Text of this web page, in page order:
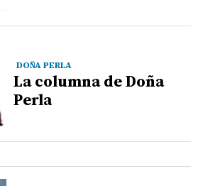
DOÑA PERLA
La columna de Doña
Perla